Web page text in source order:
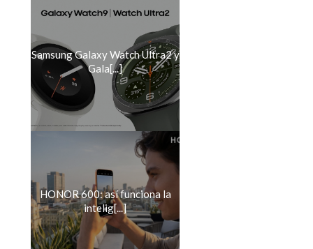
Samsung Galaxy Watch Ultra2 y
Gala[...]
HONOR 600: así funciona la
intelig[...]